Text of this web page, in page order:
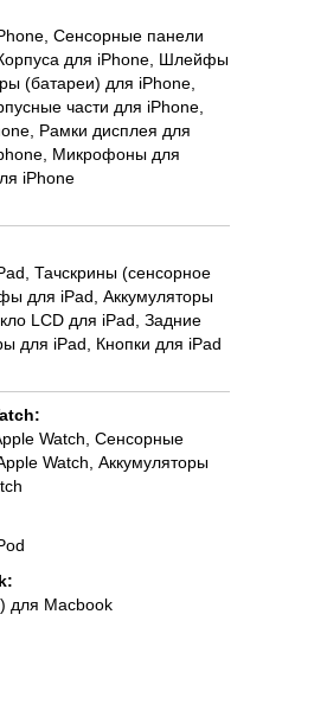
Сенсорные панели
для iPhone Шлейфы
(батареи) для iPhone
части для iPhone
Рамки дисплея для
Микрофоны для
iPhone
Тачскрины (сенсорное
для iPad Аккумуляторы
LCD для iPad Задние
для iPad Кнопки для iPad
:
Watch Сенсорные
Watch Аккумуляторы
:
для Macbook